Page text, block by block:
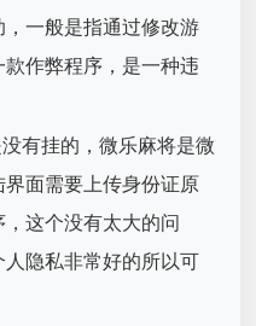
一般是指通过修改游
作弊程序，是一种违
有挂的，微乐麻将是微
面需要上传身份证原
这个没有太大的问
隐私非常好的所以可